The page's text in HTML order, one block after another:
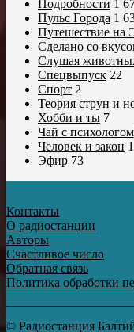
Подробности 1
Пульс Города 1
Путешествие на
Сделано со
Слушая
Спецвыпуск 22
Спорт 2
Теория струн и
Хобби и ты 7
Чай с психологом
Человек и закон 1
Эфир 73
Контакты
О радиостанции
Авторы
Счастливое число
Обратная связь
Политика обработки
© Радиостанция